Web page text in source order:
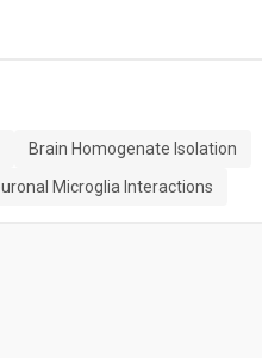
Brain Homogenate Isolation
Microglia Interactions